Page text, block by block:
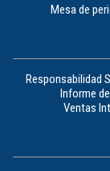
Mesa de
Responsabilidad
Informe
Ventas